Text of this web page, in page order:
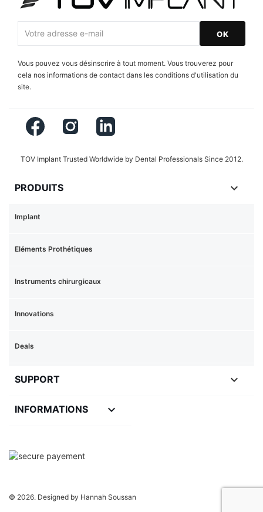
Vous pouvez vous désinscrire à tout moment. Vous trouverez pour
cela nos informations de contact dans les conditions d'utilisation du
site.
Instagram
TOV Implant Trusted Worldwide by Dental Professionals Since 2012.
PRODUITS 
Eléments Prothétiques
Implant
Innovations
Instruments chirurgicaux
Deals
SUPPORT 
INFORMATIONS keyboard_arrow_down
© 2026. Designed by Hannah Soussan